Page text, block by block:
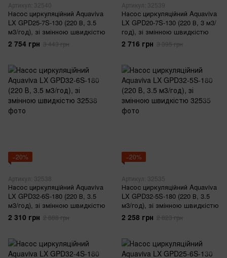
Артикул: 32540
Насос циркуляційний Aquaviva
LX GPD25-7S-130 (220 В, 3.5
м3/год), зі змінною швидкістю
2 754 грн 3 443 грн
Артикул: 32539
Насос циркуляційний Aquaviva
LX GPD20-7S-130 (220 В, 3 м3/
год), зі змінною швидкістю
2 716 грн 3 395 грн
−20%
Артикул: 32538
Насос циркуляційний Aquaviva
LX GPD32-6S-180 (220 В, 3.5
м3/год), зі змінною швидкістю
2 310 грн 2 888 грн
−20%
Артикул: 32535
Насос циркуляційний Aquaviva
LX GPD32-5S-180 (220 В, 3.5
м3/год), зі змінною швидкістю
2 258 грн 2 823 грн